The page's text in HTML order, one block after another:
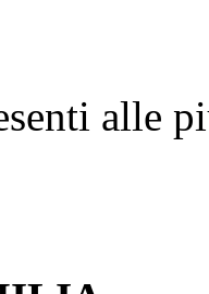
alle